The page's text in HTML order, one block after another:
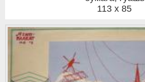
113 x 85